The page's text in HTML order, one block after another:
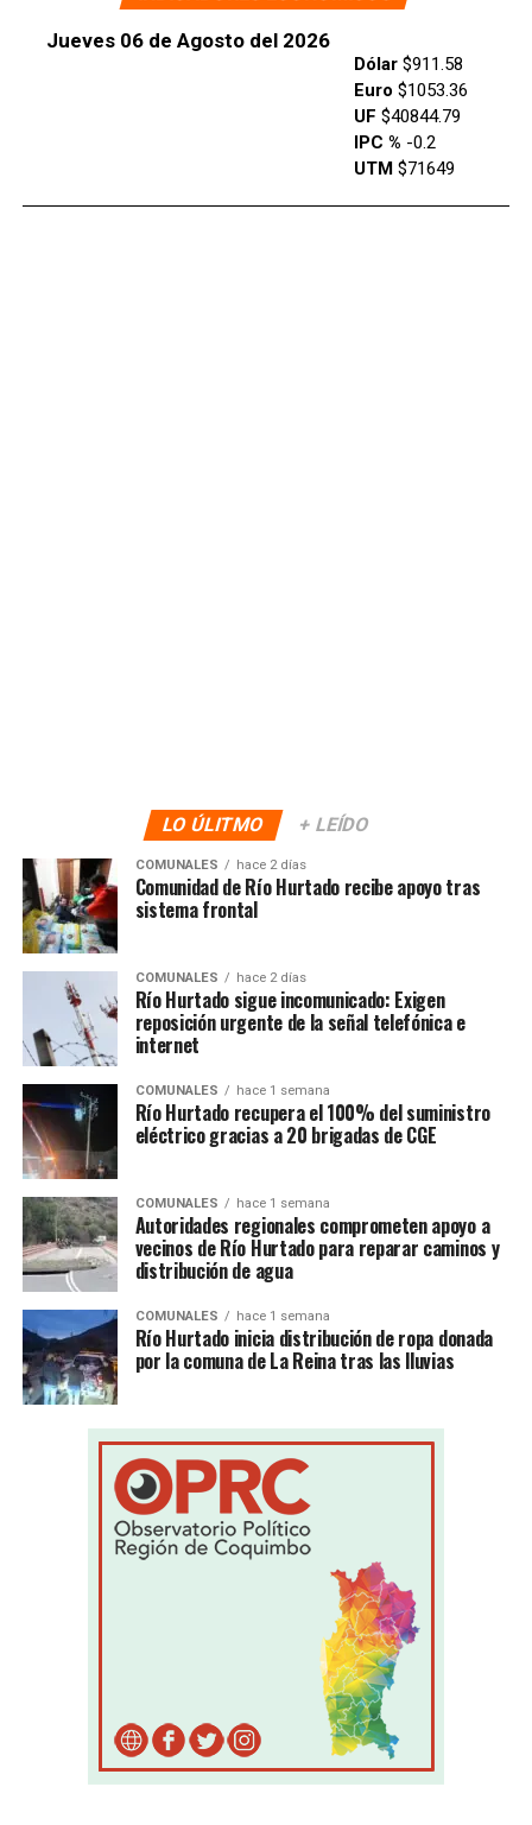
Jueves 06 de Agosto del 2026
Dólar$911.58
Euro $1053.36
UF $40844.79
IPC % -0.2
UTM$71649
LO ÚLITMO + LEÍDO
COMUNALES hace 2 días
Comunidad de Río Hurtado recibe apoyo tras
sistema frontal
COMUNALES hace 2 días
Río Hurtado sigue incomunicado: Exigen
reposición urgente de la señal telefónica e
internet
COMUNALES hace 1 semana
Río Hurtado recupera el 100% del suministro
eléctrico gracias a 20 brigadas de CGE
COMUNALES hace 1 semana
Autoridades regionales comprometen apoyo a
vecinos de Río Hurtado para reparar caminos y
distribución de agua
COMUNALES hace 1 semana
Río Hurtado inicia distribución de ropa donada
por la comuna de La Reina tras las lluvias